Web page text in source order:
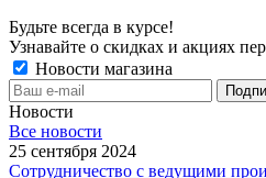
Будьте всегда в курсе!
Узнавайте о скидках и акциях
Новости магазина
Новости
Все новости
25 сентября 2024
Сотрудничество с ведущими